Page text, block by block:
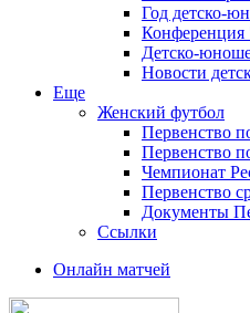
Год детско-
Конференция
Детско-
Новости
Еще
Женский футбол
Первенство
Первенство
Чемпионат
Первенство
Документы
Ссылки
Онлайн матчей